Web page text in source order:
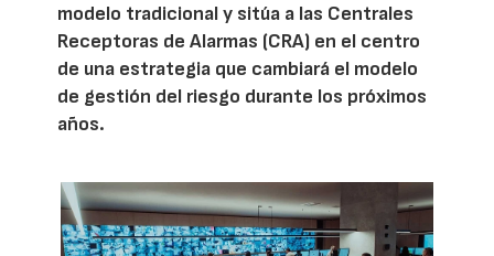
modelo tradicional y sitúa a las Centrales
Receptoras de Alarmas (CRA) en el centro
de una estrategia que cambiará el modelo
de gestión del riesgo durante los próximos
años.